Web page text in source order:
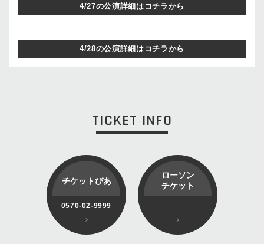
4/27の公演詳細はコチラから
4/28の公演詳細はコチラから
TICKET INFO
チケットぴあ
0570-02-9999
ローソン
チケット